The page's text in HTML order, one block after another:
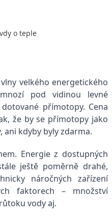
o teple
velkého energetického
pod vidinou levné
přímotopy. Cena
že by se přímotopy jako
kdyby byly zdarma.
Energie z dostupných
ještě poměrně drahé,
náročných zařízení
faktorech – množství
vody aj.